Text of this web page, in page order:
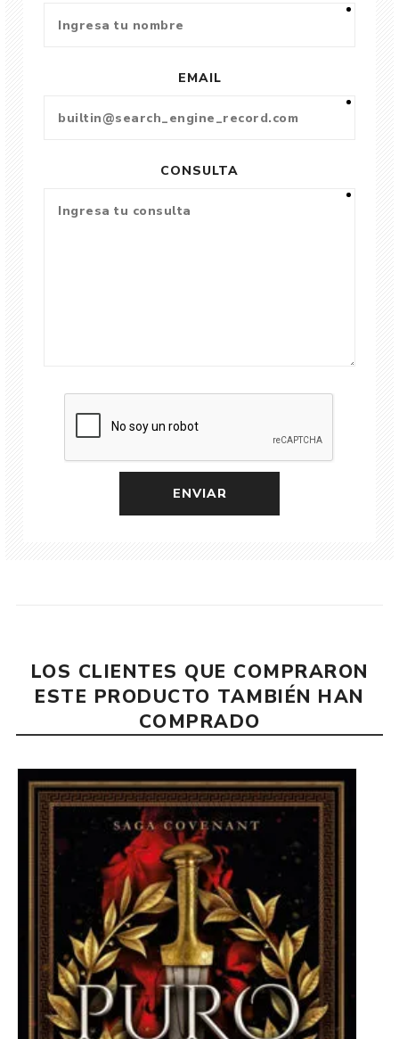
EMAIL
CONSULTA
LOS CLIENTES QUE COMPRARON
ESTE PRODUCTO TAMBIÉN HAN
COMPRADO